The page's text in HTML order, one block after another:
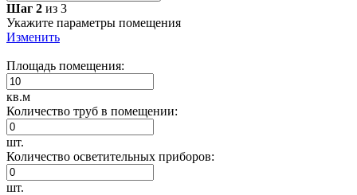
Шаг 2 из 3
Укажите параметры помещения
Изменить
Площадь помещения:
кв.м
Количество труб в помещении:
шт.
Количество осветительных приборов:
шт.